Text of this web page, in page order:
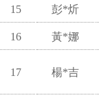
15 彭*炘
16 黃*娜
17 楊*吉